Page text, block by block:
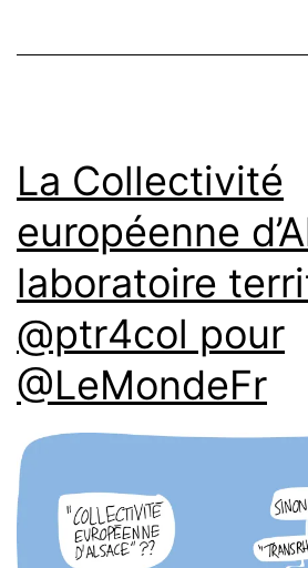
La Collectivité
européenne
laboratoire
@ptr4col pour
@LeMondeFr